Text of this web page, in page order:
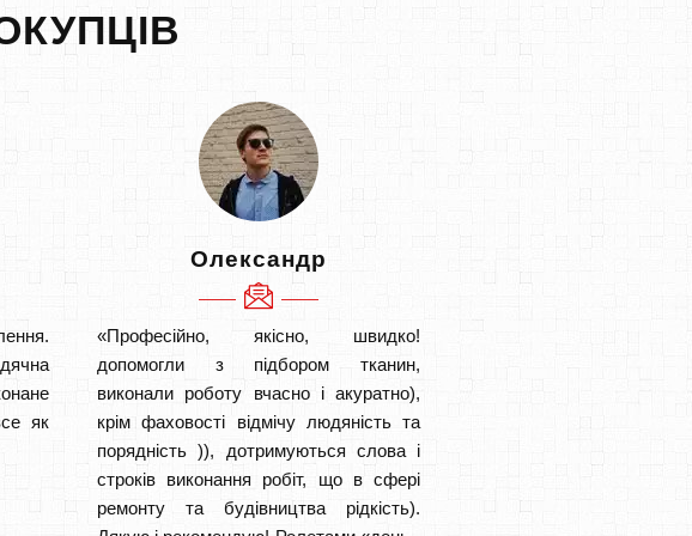
як
Олександр
«Професійно, якісно, швидко!
допомогли з підбором тканин,
виконали роботу вчасно і акуратно),
крім фаховості відмічу людяність та
порядність )), дотримуються слова і
строків виконання робіт, що в сфері
ремонту та будівництва рідкість).